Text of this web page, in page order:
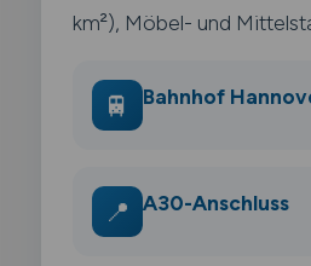
km²), Möbel- und
🚆 Bahnhof
📍 A30-Anschluss